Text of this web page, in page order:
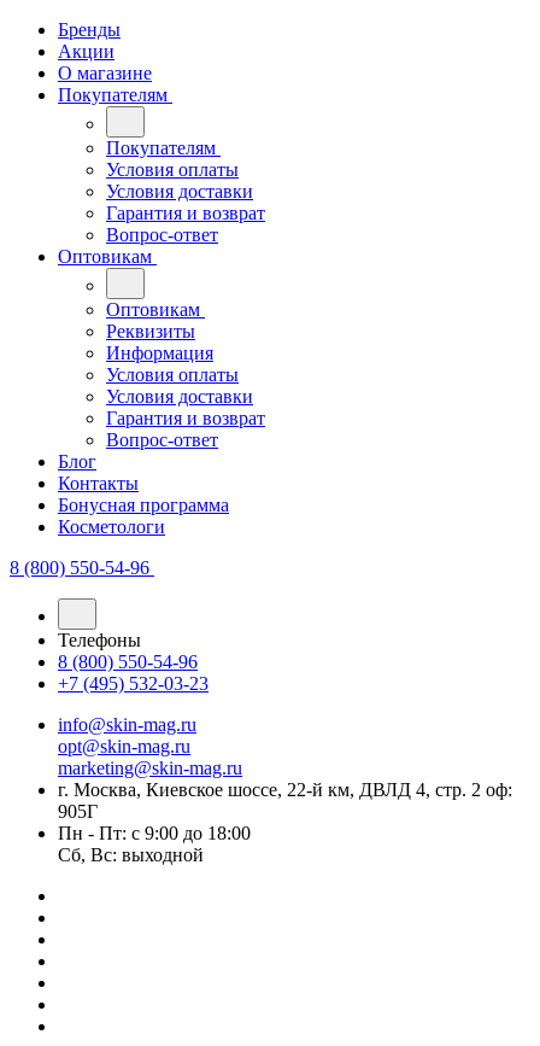
Бренды
Акции
О магазине
Покупателям
Покупателям
Условия оплаты
Условия доставки
Гарантия и возврат
Вопрос-ответ
Оптовикам
Оптовикам
Реквизиты
Информация
Условия оплаты
Условия доставки
Гарантия и возврат
Вопрос-ответ
Блог
Контакты
Бонусная программа
Косметологи
8 (800) 550-54-96
Телефоны
8 (800) 550-54-96
+7 (495) 532-03-23
info@skin-mag.ru
opt@skin-mag.ru
marketing@skin-mag.ru
г. Москва, Киевское шоссе, 22-й км, ДВЛД 4, стр. 2 оф:
905Г
Пн - Пт: с 9:00 до 18:00
Сб, Вс: выходной